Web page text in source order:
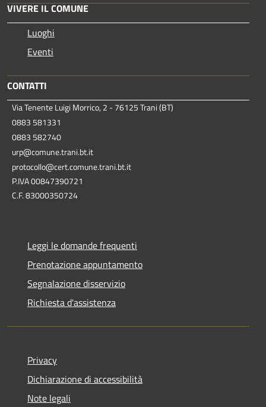
VIVERE IL COMUNE
Luoghi
Eventi
CONTATTI
Via Tenente Luigi Morrico, 2 - 76125 Trani (BT)
0883 581331
0883 582740
urp@comune.trani.bt.it
protocollo@cert.comune.trani.bt.it
P.IVA 00847390721
C.F. 83000350724
Leggi le domande frequenti
Prenotazione appuntamento
Segnalazione disservizio
Richiesta d'assistenza
Privacy
Dichiarazione di accessibilità
Note legali